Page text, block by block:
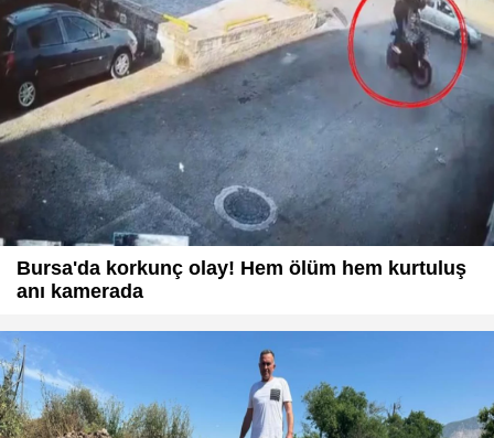
Bursa'da korkunç olay! Hem ölüm hem kurtuluş
anı kamerada